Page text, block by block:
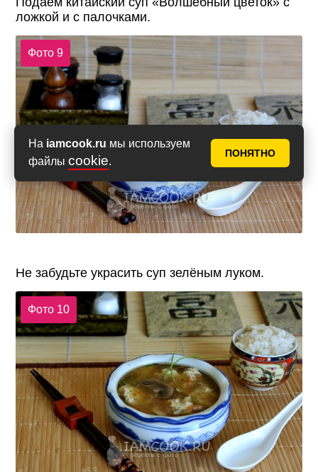
На iamcook.ru мы используем
файлы cookie.
ПОНЯТНО
ложкой и с палочками.
Фото 9
Не забудьте украсить суп зелёным луком.
Фото 10